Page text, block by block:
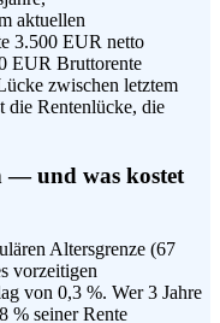
aktuellen
3.500 EUR netto
EUR Bruttorente
zwischen letztem
die Rentenlücke, die
— und was kostet
Altersgrenze (67
vorzeitigen
von 0,3 %. Wer 3 Jahre
% seiner Rente